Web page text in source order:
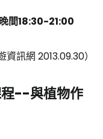
間18:30-21:00
資訊網 2013.09.30）
程--與植物作